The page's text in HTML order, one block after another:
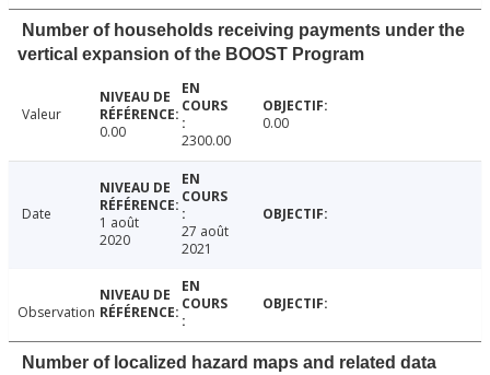
Number of households receiving payments under the
vertical expansion of the BOOST Program
Valeur
0.00
2300.00
0.00
Date
1 août
2020
27 août
2021
Observation
Number of localized hazard maps and related data